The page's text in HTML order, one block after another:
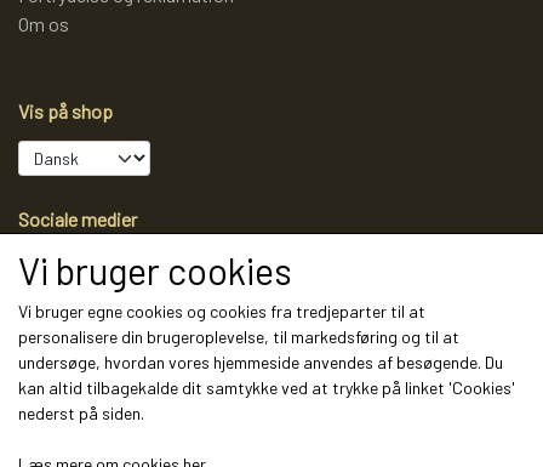
Om os
Vis på shop
Sociale medier
Modtag vores nyhedsbrev via e-mail
Tilmeld
Vi bruger cookies
Vi bruger egne cookies og cookies fra tredjeparter til at
personalisere din brugeroplevelse, til markedsføring og til at
undersøge, hvordan vores hjemmeside anvendes af besøgende. Du
kan altid tilbagekalde dit samtykke ved at trykke på linket 'Cookies'
nederst på siden.